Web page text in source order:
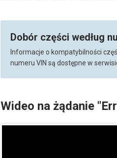
Dobór części według
Informacje o kompatybilności
numeru VIN są dostępne w
Wideo na żądanie